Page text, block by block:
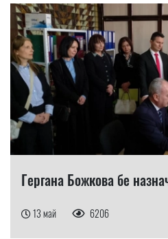
Гергана Божкова бе
13 май 6206